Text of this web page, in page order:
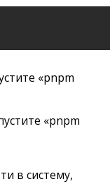
«pnpm
«pnpm
в систему,